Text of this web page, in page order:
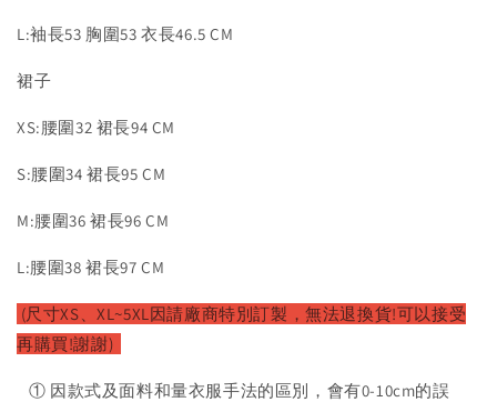
L:袖長53 胸圍53 衣長46.5 CM
裙子
XS:腰圍32 裙長94 CM
S:腰圍34 裙長95 CM
M:腰圍36 裙長96 CM
L:腰圍38 裙長97 CM
(尺寸XS、XL~5XL因請廠商特別訂製，無法退換貨!可以接受
再購買!謝謝)
① 因款式及面料和量衣服手法的區別，會有0-10cm的誤